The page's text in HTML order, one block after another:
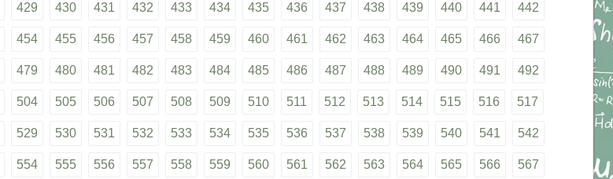
429 430 431 432 433 434 435 436 437 438 439 440 441 442
454 455 456 457 458 459 460 461 462 463 464 465 466 467
479 480 481 482 483 484 485 486 487 488 489 490 491 492
504 505 506 507 508 509 510 511 512 513 514 515 516 517
529 530 531 532 533 534 535 536 537 538 539 540 541 542
554 555 556 557 558 559 560 561 562 563 564 565 566 567